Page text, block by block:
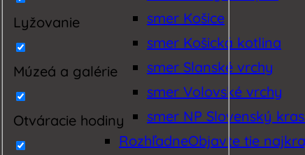
Lyžovanie
Múzeá a galérie
Otváracie hodiny
smer Košice
smer Košická kotlina
smer Slanské vrchy
smer Volovské vrchy
smer NP Slovenský
RozhľadneObjavte tie